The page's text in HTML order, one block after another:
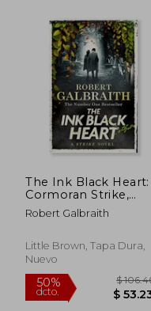
50%
The Ink Black Heart:
Cormoran Strike,
Book 6. (en Inglés)
Robert Galbraith
Little Brown, Tapa Dura,
Nuevo